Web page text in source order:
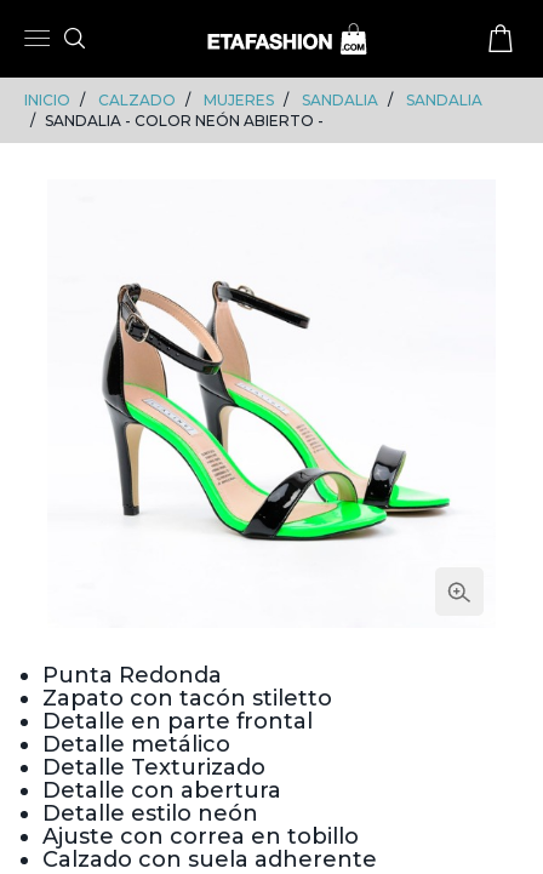
INICIO CALZADO MUJERES SANDALIA
SANDALIA
SANDALIA - COLOR NEÓN ABIERTO -
Punta Redonda
Zapato con tacón stiletto
Detalle en parte frontal
Detalle metálico
Detalle Texturizado
Detalle con abertura
Detalle estilo neón
Ajuste con correa en tobillo
Calzado con suela adherente